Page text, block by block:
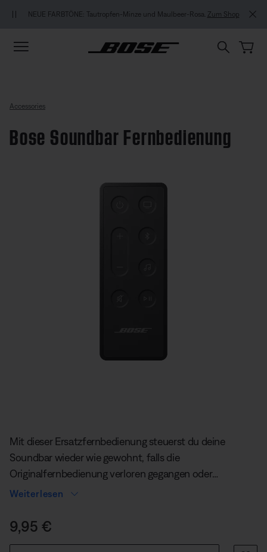
NEUE FARBTÖNE: Tautropfen-Minze und Maulbeer-Rosa. Zum Shop
Accessories
Bose Soundbar Fernbedienung
Mit dieser Ersatzfernbedienung steuerst du deine
Soundbar wieder wie gewohnt, falls die
Originalfernbedienung verloren gegangen oder
beschädigt ist.
Weiterlesen
Preis:
9,95 €